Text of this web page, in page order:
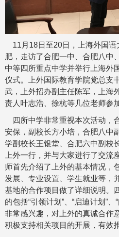
11月18日至20日，上海外国语
肥，走访了合肥一中、合肥八中
中等四所重点中学并举行上海外
仪式。上外国际教育学院党总支
武，上外招办副主任陈军，上海
责人叶志浩、徐杭等几位老师参
四所中学非常重视本次活动，
安保，副校长方小培，合肥八中
学副校长王银堂、合肥六中副校
上外一行，并与大家进行了交流
师首先介绍了上外的基本情况，
发展、专业设置、学生就业等，
基地的合作项目做了详细说明。
的包括“引领计划”、“启迪计划”
非常感兴趣，对上外的真诚合作
积极支持相关项目的开展，有效